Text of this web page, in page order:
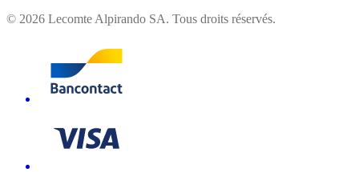
© 2026 Lecomte Alpirando SA. Tous droits réservés.